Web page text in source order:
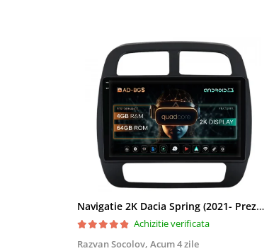
Rame adaptoare Audi
Rame adaptoare BMW
Rame adaptoare Seat
Rame adaptoare Renault
Rame adaptoare Volvo Navigatie 2K Dacia Spring (2021- Prezent), Android, S-Quadcore / 4GB RAM + 64GB ROM, 9.5 Inch - AD-BGS90042K+AD-BGRKIT366V4s
Achizitie verificata
Razvan Socolov, Acum 4 zile